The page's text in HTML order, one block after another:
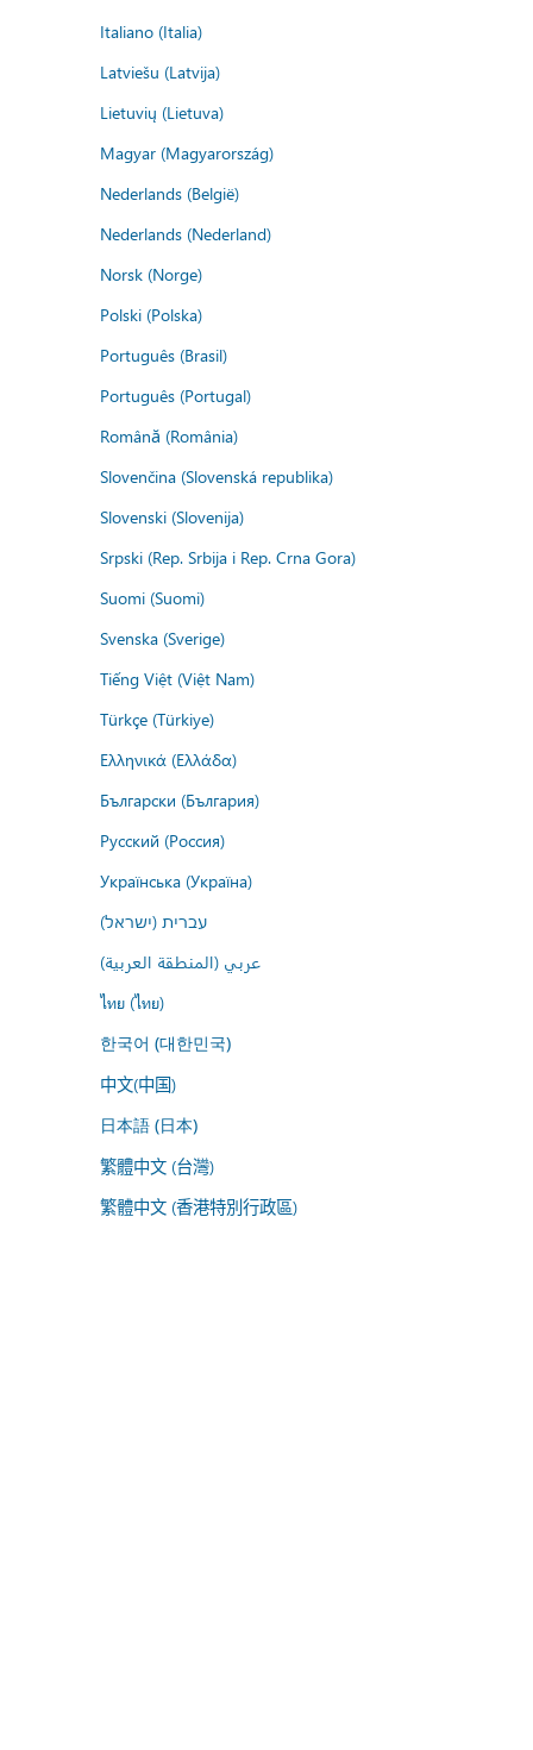
Italiano (Italia)
Latviešu (Latvija)
Lietuvių (Lietuva)
Magyar (Magyarország)
Nederlands (België)
Nederlands (Nederland)
Norsk (Norge)
Polski (Polska)
Português (Brasil)
Português (Portugal)
Română (România)
Slovenčina (Slovenská republika)
Slovenski (Slovenija)
Srpski (Rep. Srbija i Rep. Crna Gora)
Suomi (Suomi)
Svenska (Sverige)
Tiếng Việt (Việt Nam)
Türkçe (Türkiye)
Ελληνικά (Ελλάδα)
Български (България)
Русский (Россия)
Українська (Україна)
עברית (ישראל)
عربي (المنطقة العربية)
ไทย (ไทย)
한국어 (대한민국)
中文(中国)
日本語 (日本)
繁體中文 (台灣)
繁體中文 (香港特別行政區)